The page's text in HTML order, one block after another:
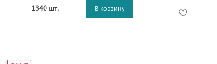
1340 шт. В корзину